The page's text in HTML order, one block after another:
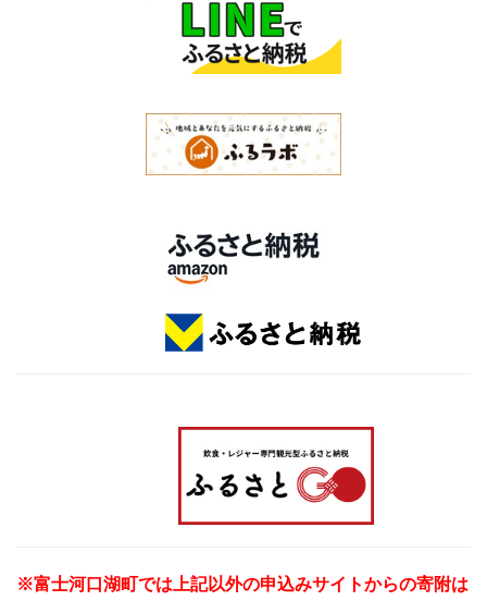
※富士河口湖町では上記以外の申込みサイトからの寄附は